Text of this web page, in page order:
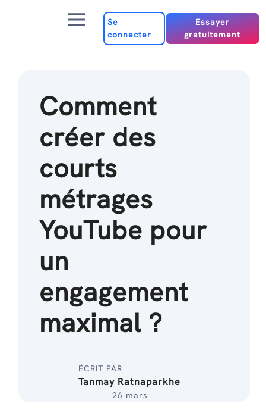
Menu
Se
connecter
Essayer
gratuitement
Comment
créer des
courts
métrages
YouTube pour
un
engagement
maximal ?
ÉCRIT PAR
Tanmay Ratnaparkhe
26 mars